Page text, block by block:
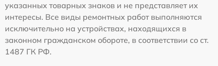
указанных товарных знаков и не представляет их
интересы. Все виды ремонтных работ выполняются
исключительно на устройствах, находящихся в
законном гражданском обороте, в соответствии со ст.
1487 ГК РФ.